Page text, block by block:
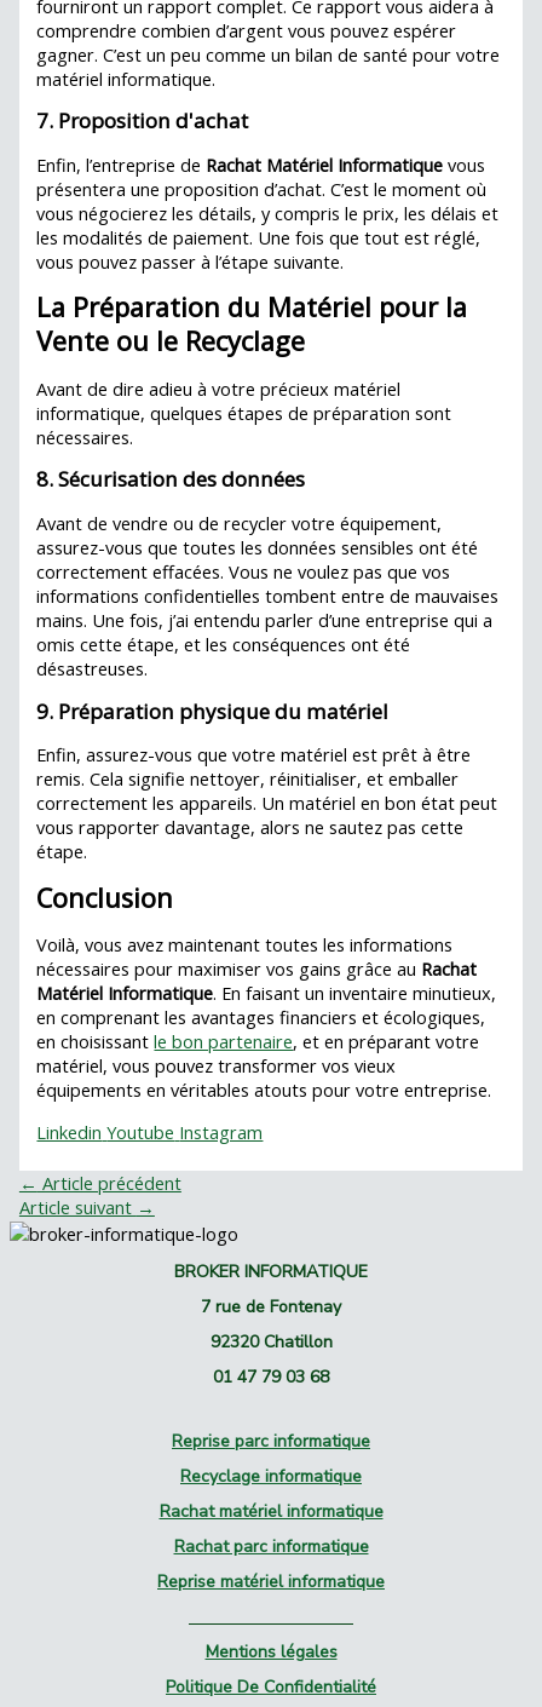
fourniront un rapport complet. Ce rapport vous aidera à
comprendre combien d’argent vous pouvez espérer
gagner. C’est un peu comme un bilan de santé pour votre
matériel informatique.
7. Proposition d'achat
Enfin, l’entreprise de Rachat Matériel Informatique vous
présentera une proposition d’achat. C’est le moment où
vous négocierez les détails, y compris le prix, les délais et
les modalités de paiement. Une fois que tout est réglé,
vous pouvez passer à l’étape suivante.
La Préparation du Matériel pour la
Vente ou le Recyclage
Avant de dire adieu à votre précieux matériel
informatique, quelques étapes de préparation sont
nécessaires.
8. Sécurisation des données
Avant de vendre ou de recycler votre équipement,
assurez-vous que toutes les données sensibles ont été
correctement effacées. Vous ne voulez pas que vos
informations confidentielles tombent entre de mauvaises
mains. Une fois, j’ai entendu parler d’une entreprise qui a
omis cette étape, et les conséquences ont été
désastreuses.
9. Préparation physique du matériel
Enfin, assurez-vous que votre matériel est prêt à être
remis. Cela signifie nettoyer, réinitialiser, et emballer
correctement les appareils. Un matériel en bon état peut
vous rapporter davantage, alors ne sautez pas cette
étape.
Conclusion
Voilà, vous avez maintenant toutes les informations
nécessaires pour maximiser vos gains grâce au Rachat
Matériel Informatique. En faisant un inventaire minutieux,
en comprenant les avantages financiers et écologiques,
en choisissantle bon partenaire, et en préparant votre
matériel, vous pouvez transformer vos vieux
équipements en véritables atouts pour votre entreprise.
Linkedin Youtube Instagram
← Article précédent
Article suivant →
BROKER INFORMATIQUE
7 rue de Fontenay
92320 Chatillon
01 47 79 03 68
Reprise parc informatique
Recyclage informatique
Rachat matériel informatique
Rachat parc informatique
Reprise matériel informatique
Mentions légales
Politique De Confidentialité